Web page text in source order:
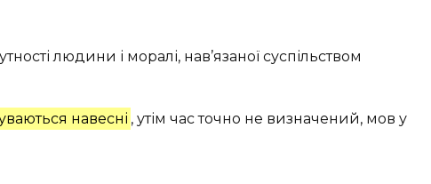
людини і моралі, нав’язаної суспільством
навесні , утім час точно не визначений, мов у